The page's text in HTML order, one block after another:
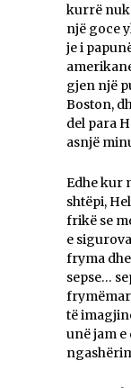
kurrë nuk
një goce
je i
gjen një
Boston,
del para
asnjë
Edhe kur
shtëpi,
frikë se
e
fryma
sepse…
të
unë jam e